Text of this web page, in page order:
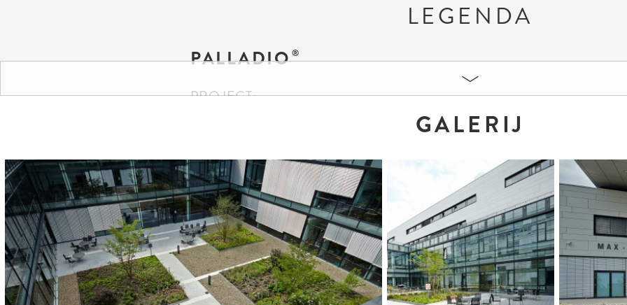
LEGENDA
PALLADIO
PROJECT:
Farbton 13.03
37,5 x 25 x 14 cm
ARCHITECT:
GALERIJ